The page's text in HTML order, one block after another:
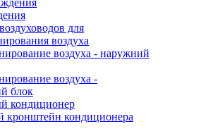
для
воздуха
воздуха - наружний
воздуха -
блок
кондиционер
кронштейн кондиционера